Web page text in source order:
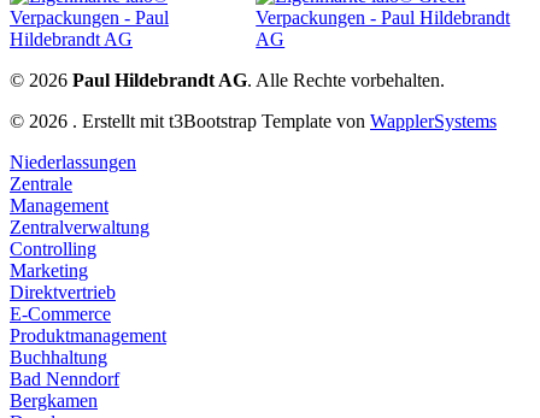
© 2026 Paul Hildebrandt AG. Alle Rechte vorbehalten.
© 2026 . Erstellt mit t3Bootstrap Template von WapplerSystems
Niederlassungen
Zentrale
Management
Zentralverwaltung
Controlling
Marketing
Direktvertrieb
E-Commerce
Produktmanagement
Buchhaltung
Bad Nenndorf
Bergkamen